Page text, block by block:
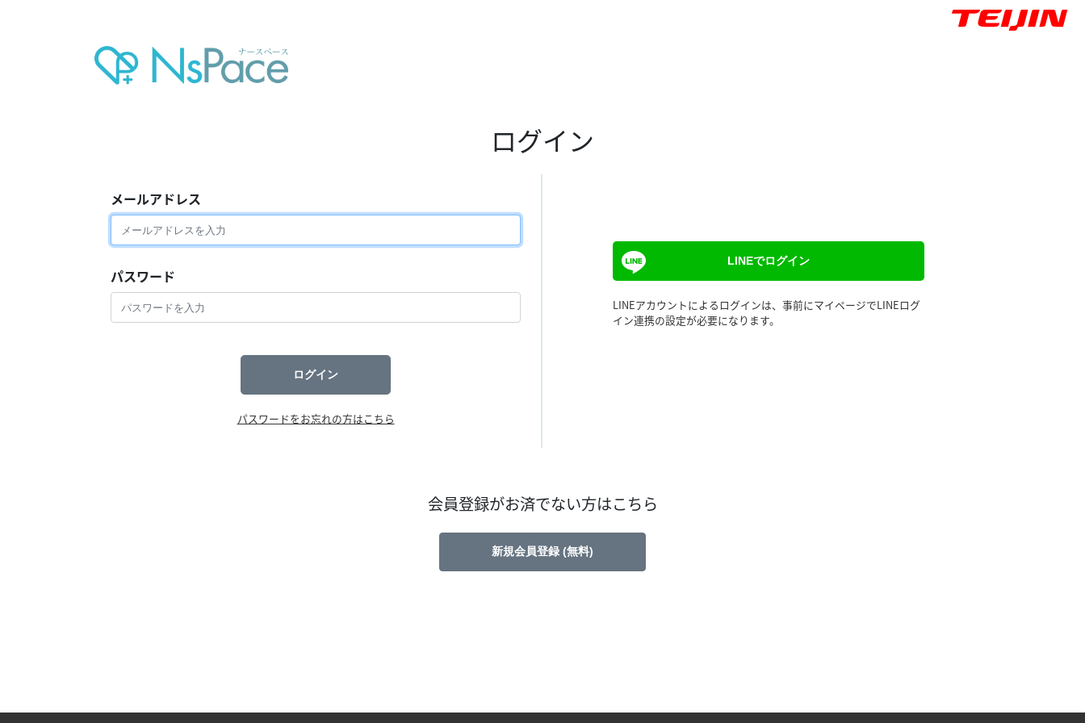
ログイン
メールアドレス
パスワード
ログイン
パスワードをお忘れの方はこちら
LINEでログイン
LINEアカウントによるログインは、事前にマイページでLINEログ
イン連携の設定が必要になります。
会員登録がお済でない方はこちら
新規会員登録 (無料)